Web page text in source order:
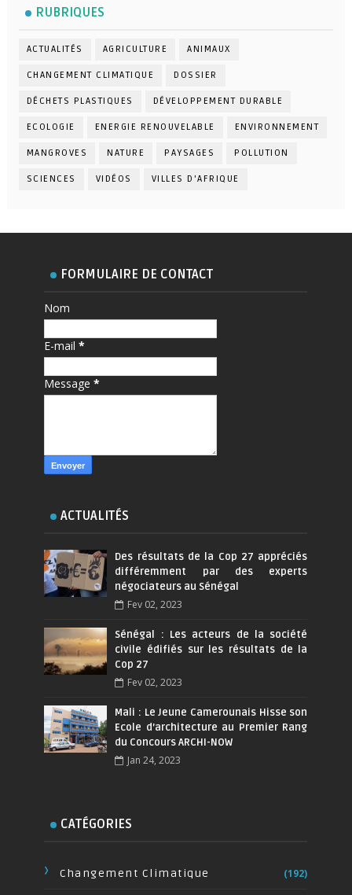
RUBRIQUES
ACTUALITÉS AGRICULTURE ANIMAUX
CHANGEMENT CLIMATIQUE DOSSIER
DÉCHETS PLASTIQUES DÉVELOPPEMENT DURABLE
ECOLOGIE ENERGIE RENOUVELABLE ENVIRONNEMENT
MANGROVES NATURE PAYSAGES POLLUTION
SCIENCES VIDÉOS VILLES D'AFRIQUE
FORMULAIRE DE CONTACT
Nom
E-mail*
Message*
ACTUALITÉS
Des résultats de la Cop 27 appréciés
différemment par des experts
négociateurs au Sénégal
Fev 02, 2023
Sénégal : Les acteurs de la société
civile édifiés sur les résultats de la
Cop 27
Fev 02, 2023
Mali : Le Jeune Camerounais Hisse son
Ecole d’architecture au Premier Rang
du Concours ARCHI-NOW
Jan 24, 2023
CATÉGORIES
Changement Climatique (192)